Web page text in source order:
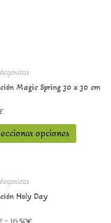
Magic Spring 30 x 30 cm
opciones
Holy Day